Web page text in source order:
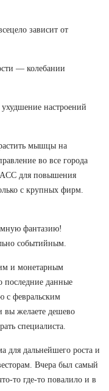
зависит от
— колебании
настроений
мышцы на
во все города
для повышения
с крупных фирм.
фантазию!
событийным.
и монетарным
последние данные
с февральским
вы желаете дешево
специалиста.
для дальнейшего роста и
Вчера был самый
то где-то повалило и в